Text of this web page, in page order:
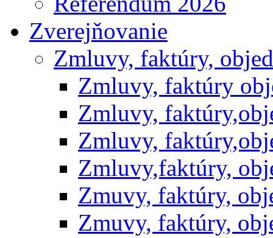
Zverejňovanie
Zmluvy, faktúry,
Zmluvy, faktúry
Zmluvy,
Zmluvy,
Zmluvy,faktúry,
Zmuvy, faktúry,
Zmuvy, faktúry,